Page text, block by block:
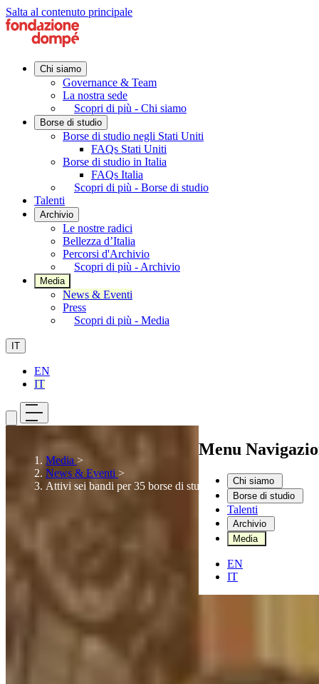
Salta al contenuto principale
Chi siamo
Governance & Team
La nostra sede
Scopri di più - Chi siamo
Borse di studio
Borse di studio negli Stati Uniti
FAQs Stati Uniti
Borse di studio in Italia
FAQs Italia
Scopri di più - Borse di studio
Talenti
Archivio
Le nostre radici
Bellezza d’Italia
Percorsi d'Archivio
Scopri di più - Archivio
Media
News & Eventi
Press
Scopri di più - Media
IT
EN
IT
Menu
Chi siamo
Borse di studio
Talenti
Archivio
Media
EN
IT
Media >
News & Eventi >
Attivi sei bandi per 35 borse di studio in Italia e all’estero